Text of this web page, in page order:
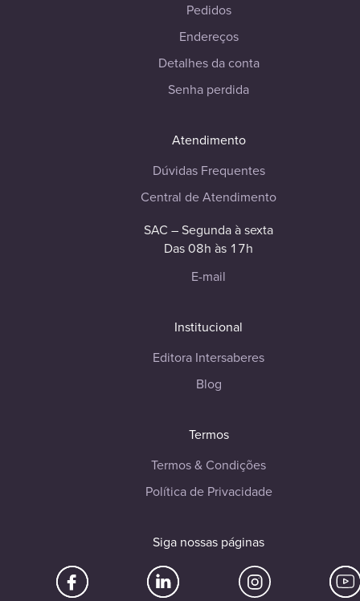
Pedidos
Endereços
Detalhes da conta
Senha perdida
Atendimento
Dúvidas Frequentes
Central de Atendimento
SAC – Segunda à sexta
Das 08h às 17h
E-mail
Institucional
Editora Intersaberes
Blog
Termos
Termos & Condições
Política de Privacidade
Siga nossas páginas